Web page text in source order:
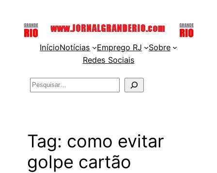
InícioNotícias Emprego RJ
Sobre
Redes Sociais
Pesquisar
Tag: como evitar
golpe cartão